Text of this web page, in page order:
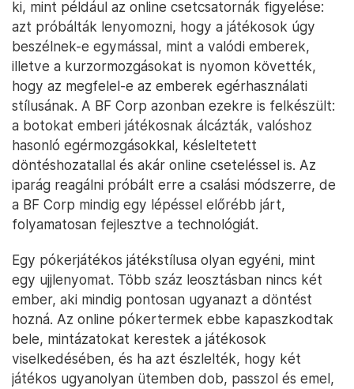
ki, mint például az online csetcsatornák figyelése:
azt próbálták lenyomozni, hogy a játékosok úgy
beszélnek-e egymással, mint a valódi emberek,
illetve a kurzormozgásokat is nyomon követték,
hogy az megfelel-e az emberek egérhasználati
stílusának. A BF Corp azonban ezekre is felkészült:
a botokat emberi játékosnak álcázták, valóshoz
hasonló egérmozgásokkal, késleltetett
döntéshozatallal és akár online cseteléssel is. Az
iparág reagálni próbált erre a csalási módszerre, de
a BF Corp mindig egy lépéssel előrébb járt,
folyamatosan fejlesztve a technológiát.
Egy pókerjátékos játékstílusa olyan egyéni, mint
egy ujjlenyomat. Több száz leosztásban nincs két
ember, aki mindig pontosan ugyanazt a döntést
hozná. Az online pókertermek ebbe kapaszkodtak
bele, mintázatokat kerestek a játékosok
viselkedésében, és ha azt észlelték, hogy két
játékos ugyanolyan ütemben dob, passzol és emel,